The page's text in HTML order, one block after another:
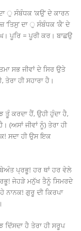
ਸੰਬੰਧਕ ‘ਕਉ’ ਦੇ ਕਾਰਨ
ਦਾ ੁ ਸੰਬੰਧਕ ‘ਕੈ’ ਦੇ
ਪੂਰਿ = ਪੂਰੀ ਕਰ। ਬਾਛਉ
ਸਭ ਜੀਵਾਂ ਦੇ ਸਿਰ ਉਤੇ
ਹੀ ਸਹਾਰਾ ਹੈ।
ਤੂੰ ਕਰਦਾ ਹੈਂ, ਉਹੀ ਹੁੰਦਾ ਹੈ,
(ਅਸਾਂ ਜੀਵਾਂ ਨੂੰ) ਤੇਰਾ ਹੀ
ਸਦਾ ਹੀ ਉਸ ਇਕ
ਪ੍ਰਭੂ! ਹਰ ਥਾਂ ਹਰ ਵੇਲੇ
ਜੇਹੜੇ ਮਨੁੱਖ ਤੈਨੂੰ ਸਿਮਰਦੇ
ਗੁਰੂ ਦੀ ਕਿਰਪਾ
ਹੈ ਤੇਰਾ ਹੀ ਸਰੂਪ